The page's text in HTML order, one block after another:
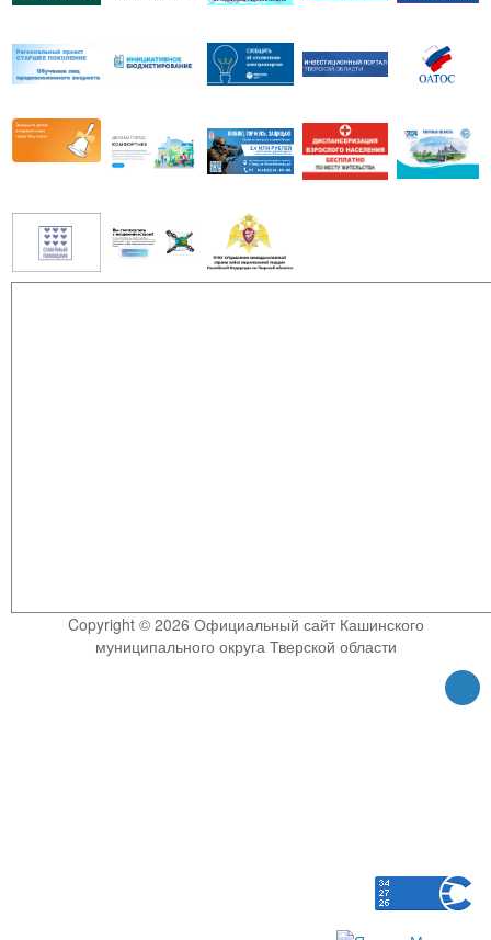
Copyright © 2026 Официальный сайт Кашинского
муниципального округа Тверской области